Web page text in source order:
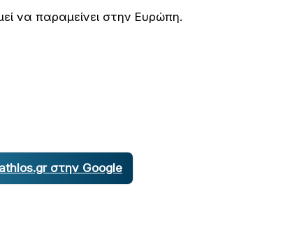
να παραμείνει στην Ευρώπη.
στην Google